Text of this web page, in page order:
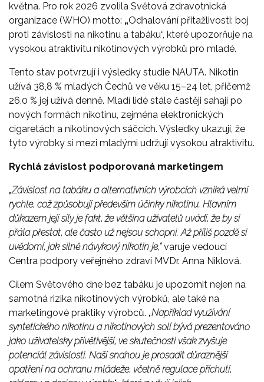
května. Pro rok 2026 zvolila Světová zdravotnická
organizace (WHO) motto: „Odhalování přitažlivosti: boj
proti závislosti na nikotinu a tabáku“, které upozorňuje na
vysokou atraktivitu nikotinových výrobků pro mladé.
Tento stav potvrzují i výsledky studie NAUTA. Nikotin
užívá 38,8 % mladých Čechů ve věku 15–24 let, přičemž
26,0 % jej užívá denně. Mladí lidé stále častěji sahají po
nových formách nikotinu, zejména elektronických
cigaretách a nikotinových sáčcích. Výsledky ukazují, že
tyto výrobky si mezi mladými udržují vysokou atraktivitu.
Rychlá závislost podporovaná marketingem
„Závislost na tabáku a alternativních výrobcích vzniká velmi
rychle, což způsobují především účinky nikotinu. Hlavním
důkazem její síly je fakt, že většina uživatelů uvádí, že by si
přála přestat, ale často už nejsou schopni. Až příliš pozdě si
uvědomí, jak silně návykový nikotin je,“varuje vedoucí
Centra podpory veřejného zdraví MVDr. Anna Niklová.
Cílem Světového dne bez tabáku je upozornit nejen na
samotná rizika nikotinových výrobků, ale také na
marketingové praktiky výrobců. „Například využívání
syntetického nikotinu a nikotinových solí bývá prezentováno
jako uživatelsky přívětivější, ve skutečnosti však zvyšuje
potenciál závislosti. Naší snahou je prosadit důraznější
opatření na ochranu mládeže, včetně regulace příchutí,